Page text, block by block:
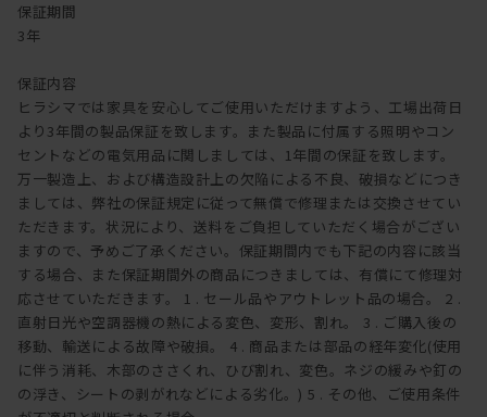
保証期間
3年
保証内容
ヒラシマでは家具を安心してご使用いただけますよう、工場出荷日
より3年間の製品保証を致します。また製品に付属する照明やコン
セントなどの電気用品に関しましては、1年間の保証を致します。
万一製造上、および構造設計上の欠陥による不良、破損などにつき
ましては、弊社の保証規定に従って無償で修理または交換させてい
ただきます。状況により、送料をご負担していただく場合がござい
ますので、予めご了承ください。保証期間内でも下記の内容に該当
する場合、また保証期間外の商品につきましては、有償にて修理対
応させていただきます。 1 . セール品やアウトレット品の場合。 2 .
直射日光や空調器機の熱による変色、変形、割れ。 3 . ご購入後の
移動、輸送による故障や破損。 4 . 商品または部品の経年変化(使用
に伴う消耗、木部のささくれ、ひび割れ、変色。ネジの緩みや釘の
の浮き、シートの剥がれなどによる劣化。) 5 . その他、ご使用条件